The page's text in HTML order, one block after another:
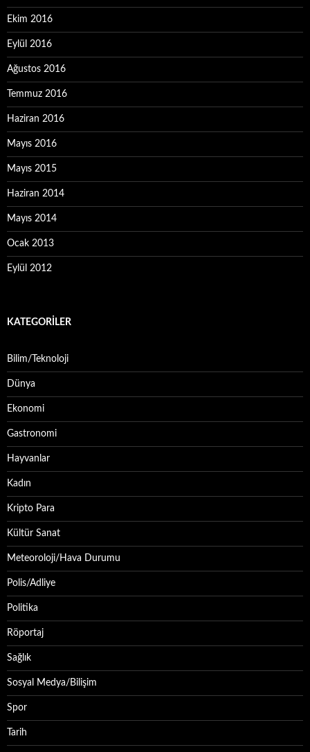
Ekim 2016
Eylül 2016
Ağustos 2016
Temmuz 2016
Haziran 2016
Mayıs 2016
Mayıs 2015
Haziran 2014
Mayıs 2014
Ocak 2013
Eylül 2012
KATEGORILER
Bilim/Teknoloji
Dünya
Ekonomi
Gastronomi
Hayvanlar
Kadın
Kripto Para
Kültür Sanat
Meteoroloji/Hava Durumu
Polis/Adliye
Politika
Röportaj
Sağlık
Sosyal Medya/Bilişim
Spor
Tarih